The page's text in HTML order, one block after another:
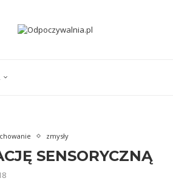
zmysły
SENSORYCZNĄ